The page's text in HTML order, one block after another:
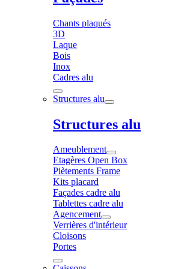
Chants plaqués
3D
Laque
Bois
Inox
Cadres alu
Structures alu
Structures alu
Ameublement
Etagères Open Box
Piètements Frame
Kits placard
Façades cadre alu
Tablettes cadre alu
Agencement
Verrières d'intérieur
Cloisons
Portes